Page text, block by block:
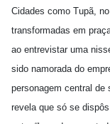
Cidades como Tupã,
transformadas em
ao entrevistar uma
sido namorada do
personagem central de
revela que só se